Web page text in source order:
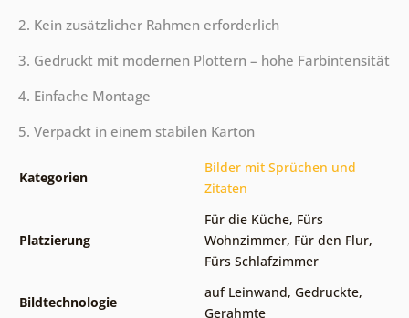
2. Kein zusätzlicher Rahmen erforderlich
3. Gedruckt mit modernen Plottern – hohe Farbintensität
4. Einfache Montage
5. Verpackt in einem stabilen Karton
Kategorien
Bilder mit Sprüchen und
Zitaten
Platzierung
Für die Küche, Fürs
Wohnzimmer, Für den Flur,
Fürs Schlafzimmer
Bildtechnologie
auf Leinwand, Gedruckte,
Gerahmte